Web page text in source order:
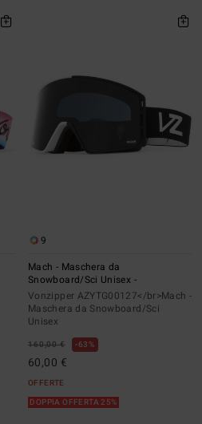
9
Mach - Maschera da
Snowboard/Sci Unisex -
Vonzipper AZYTG00127</br>Mach -
Maschera da Snowboard/Sci
Unisex
160,00 € 63%
60,00 €
OFFERTE
DOPPIA OFFERTA 25%